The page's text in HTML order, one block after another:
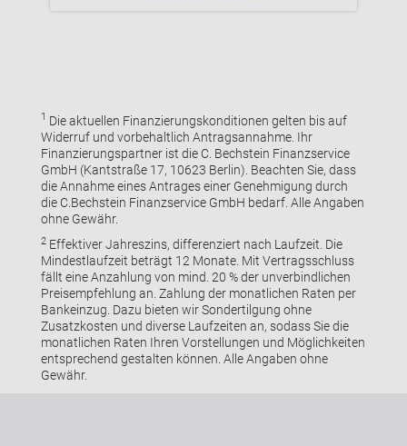
1 Die aktuellen Finanzierungskonditionen gelten bis auf
Widerruf und vorbehaltlich Antragsannahme. Ihr
Finanzierungspartner ist die C. Bechstein Finanzservice
GmbH (Kantstraße 17, 10623 Berlin). Beachten Sie, dass
die Annahme eines Antrages einer Genehmigung durch
die C.Bechstein Finanzservice GmbH bedarf. Alle Angaben
ohne Gewähr.
2Effektiver Jahreszins, differenziert nach Laufzeit. Die
Mindestlaufzeit beträgt 12 Monate. Mit Vertragsschluss
fällt eine Anzahlung von mind. 20 % der unverbindlichen
Preisempfehlung an. Zahlung der monatlichen Raten per
Bankeinzug. Dazu bieten wir Sondertilgung ohne
Zusatzkosten und diverse Laufzeiten an, sodass Sie die
monatlichen Raten Ihren Vorstellungen und Möglichkeiten
entsprechend gestalten können. Alle Angaben ohne
Gewähr.